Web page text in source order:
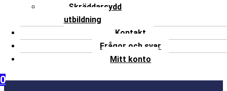
Skräddarsydd
utbildning
Kontakt
Frågor och svar
Mitt konto
0